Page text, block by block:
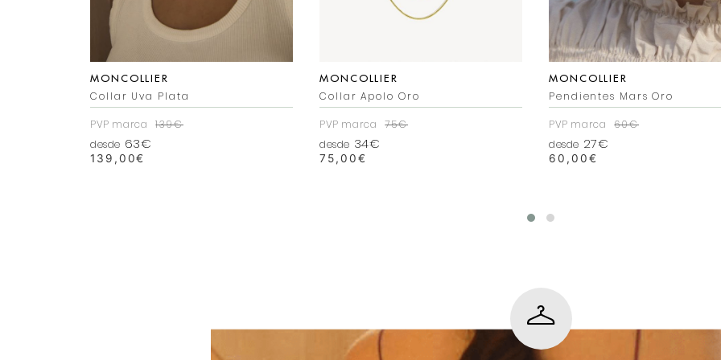
MONCOLLIER
Collar Uva Plata
PVP marca
139€
desde 63€
139,00€
MONCOLLIER
Collar Apolo Oro
PVP marca
75€
desde 34€
75,00€
MONCOLLIER
Pendientes Mars Oro
PVP marca
60€
desde 27€
60,00€